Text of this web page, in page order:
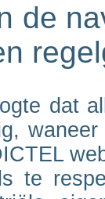
de
dat
te